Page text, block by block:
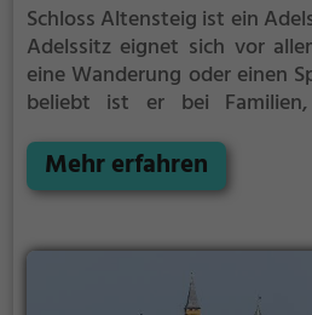
Schloss Altensteig ist ein
Adelssitz eignet sich vor
eine Wanderung oder einen
beliebt ist er bei Familien,
Aspekte aus längst
einen kleinen Einblick in die
Mehr erfahren